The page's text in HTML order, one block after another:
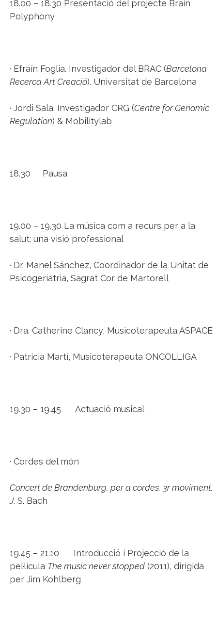
18.00 – 18.30 Presentació del projecte Brain
Polyphony
· Efraín Foglia. Investigador del BRAC (Barcelona
Recerca Art Creació). Universitat de Barcelona
· Jordi Sala. Investigador CRG (Centre for Genomic
Regulation) & Mobilitylab
18.30 Pausa
19.00 – 19.30 La música com a recurs per a la
salut: una visió professional
· Dr. Manel Sánchez, Coordinador de la Unitat de
Psicogeriatria, Sagrat Cor de Martorell
· Dra. Catherine Clancy, Musicoterapeuta ASPACE
· Patricia Martí, Musicoterapeuta ONCOLLIGA
19.30 – 19.45 Actuació musical
· Cordes del món
Concert de Brandenburg, per a cordes. 3r moviment.
J. S. Bach
19.45 – 21.10 Introducció i Projecció de la
pel·lícula The music never stopped (2011), dirigida
per Jim Kohlberg